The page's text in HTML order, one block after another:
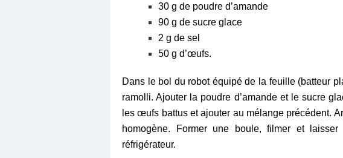
30 g de poudre d’amande
90 g de sucre glace
2 g de sel
50 g d’œufs.
Dans le bol du robot équipé de la feuille (batteur
ramolli. Ajouter la poudre d’amande et le sucre
les œufs battus et ajouter au mélange précédent.
homogène. Former une boule, filmer et
réfrigérateur.